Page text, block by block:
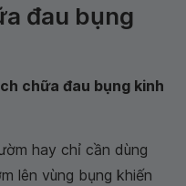
đau bụng
chữa đau bụng kinh
hay chỉ cần dùng
lên vùng bụng khiến